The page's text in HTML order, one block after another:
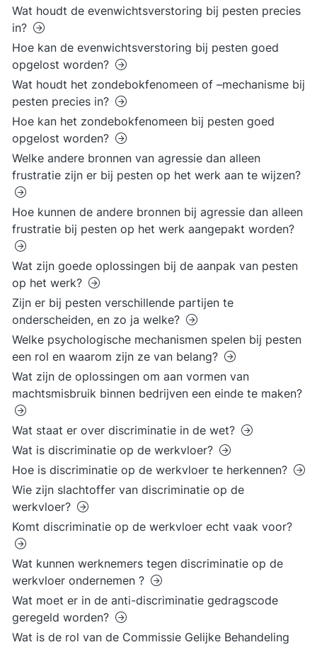
Wat houdt de evenwichtsverstoring bij pesten precies
in?
Hoe kan de evenwichtsverstoring bij pesten goed
opgelost worden?
Wat houdt het zondebokfenomeen of –mechanisme bij
pesten precies in?
Hoe kan het zondebokfenomeen bij pesten goed
opgelost worden?
Welke andere bronnen van agressie dan alleen
frustratie zijn er bij pesten op het werk aan te wijzen?
Hoe kunnen de andere bronnen bij agressie dan alleen
frustratie bij pesten op het werk aangepakt worden?
Wat zijn goede oplossingen bij de aanpak van pesten
op het werk?
Zijn er bij pesten verschillende partijen te
onderscheiden, en zo ja welke?
Welke psychologische mechanismen spelen bij pesten
een rol en waarom zijn ze van belang?
Wat zijn de oplossingen om aan vormen van
machtsmisbruik binnen bedrijven een einde te maken?
Wat staat er over discriminatie in de wet?
Wat is discriminatie op de werkvloer?
Hoe is discriminatie op de werkvloer te herkennen?
Wie zijn slachtoffer van discriminatie op de
werkvloer?
Komt discriminatie op de werkvloer echt vaak voor?
Wat kunnen werknemers tegen discriminatie op de
werkvloer ondernemen ?
Wat moet er in de anti-discriminatie gedragscode
geregeld worden?
Wat is de rol van de Commissie Gelijke Behandeling